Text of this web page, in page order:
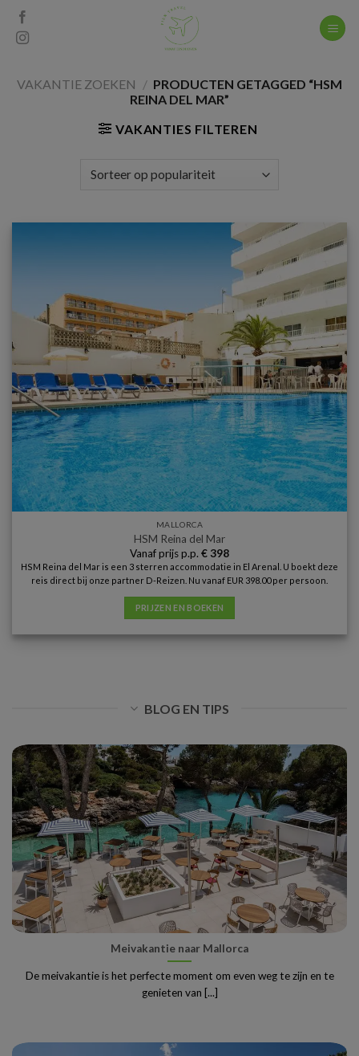
Skip
content
VAKANTIE ZOEKEN / PRODUCTEN GETAGGED “HSM
REINA DEL MAR”
VAKANTIES FILTEREN
MALLORCA
HSM Reina del Mar
Vanaf prijs p.p. € 398
HSM Reina del Mar is een 3 sterren accommodatie in El Arenal. U boekt deze
reis direct bij onze partner D-Reizen. Nu vanaf EUR 398.00 per persoon.
PRIJZEN EN BOEKEN
BLOG EN TIPS
Meivakantie naar Mallorca
De meivakantie is het perfecte moment om even weg te zijn en te
genieten van [...]